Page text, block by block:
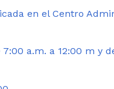
en el Centro
a.m. a 12:00 m y